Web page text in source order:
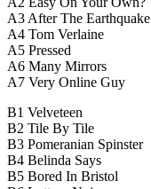
A3After The Earthquake
A4 Tom Verlaine
A5 Pressed
A6 Many Mirrors
A7 Very Online Guy
B1 Velveteen
B2 Tile By Tile
B3 Pomeranian Spinster
B4 Belinda Says
B5 Bored In Bristol